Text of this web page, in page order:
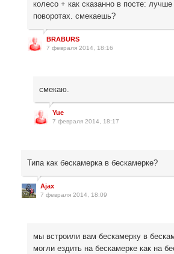
колесо + как сказанно в посте:
поворотах. смекаешь?
BRABURS
7 февраля 2014, 18:16
смекаю.
Yue
7 февраля 2014, 18:17
Типа как бескамерка в бескамерке?
Ajax
7 февраля 2014, 18:09
мы встроили вам бескамерку в
могли ездить на бескамерке как на